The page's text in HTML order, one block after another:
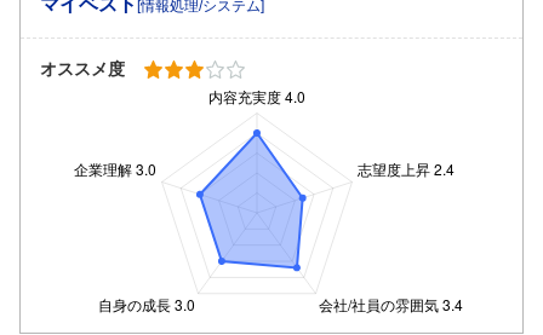
[情報処理/システム]
オススメ度